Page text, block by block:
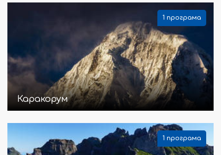
1 програма
Каракорум
1 програма